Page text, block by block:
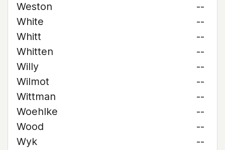
Weston
--
White
--
Whitt
--
Whitten
--
Willy
--
Wilmot
--
Wittman
--
Woehlke
--
Wood
--
Wyk
--